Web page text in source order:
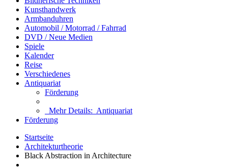
Kunsthandwerk
Armbanduhren
Automobil / Motorrad / Fahrrad
DVD / Neue Medien
Spiele
Kalender
Reise
Verschiedenes
Antiquariat
Förderung
Mehr Details: Antiquariat
Förderung
Startseite
Architekturtheorie
Black Abstraction in Architecture